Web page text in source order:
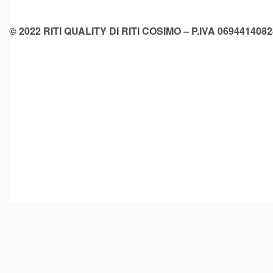
© 2022 RITI QUALITY DI RITI COSIMO – P.IVA